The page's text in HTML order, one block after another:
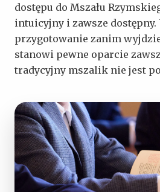
dostępu do Mszału
intuicyjny i zawsze dostępny.
przygotowanie zanim
stanowi pewne oparcie
tradycyjny mszalik nie jest